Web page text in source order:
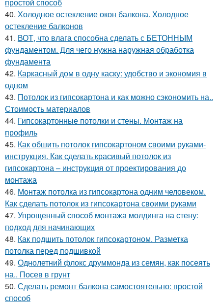
40. Холодное остекление окон балкона. Холодное
остекление балконов
41. ВОТ, что влага способна сделать с БЕТОННЫМ
фундаментом. Для чего нужна наружная обработка
фундамента
42. Каркасный дом в одну каску: удобство и экономия в
одном
43. Потолок из гипсокартона и как можно сэкономить на..
Стоимость материалов
44. Гипсокартонные потолки и стены. Монтаж на
профиль
45. Как обшить потолок гипсокартоном своими руками-
инструкция. Как сделать красивый потолок из
гипсокартона – инструкция от проектирования до
монтажа
46. Монтаж потолка из гипсокартона одним человеком.
Как сделать потолок из гипсокартона своими руками
47. Упрощенный способ монтажа молдинга на стену:
подход для начинающих
48. Как подшить потолок гипсокартоном. Разметка
потолка перед подшивкой
49. Однолетний флокс друммонда из семян, как посеять
на.. Посев в грунт
50. Сделать ремонт балкона самостоятельно: простой
способ